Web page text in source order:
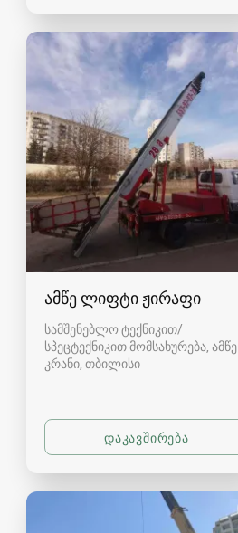
ამწე ლიფტი ჟირაფი
სამშენებლო ტექნიკით/
სპეცტექნიკით მომსახურება, ამწე
კრანი თბილისი